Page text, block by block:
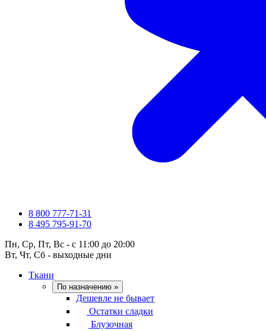
8 800 777-71-31
8 495 795-91-70
Пн, Ср, Пт, Вс - с 11:00 до 20:00
Вт, Чт, Сб - выходные дни
Ткани
По назначению »
Дешевле не бывает
Остатки сладки
Блузочная